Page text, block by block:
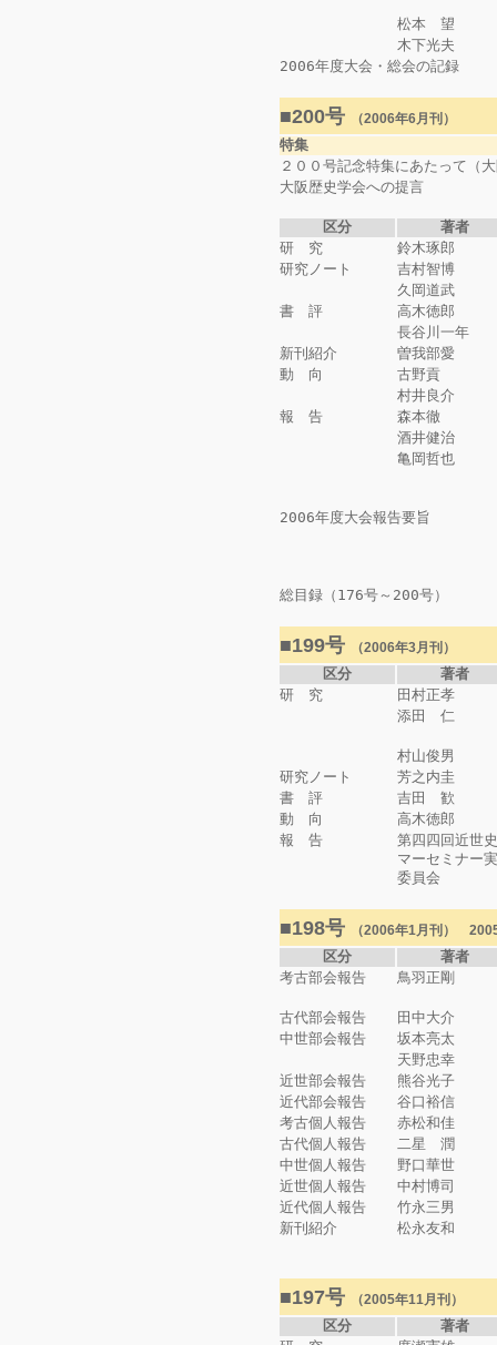
松本 望
木下光夫
2006年度大会・総会の記録
■200号 （2006年6月刊）
特集
２００号記念特集にあたって（
大阪歴史学会への提言
区分
著者
研 究
鈴木琢郎
研究ノート
吉村智博
久岡道武
書 評
高木徳郎
長谷川一年
新刊紹介
曽我部愛
動 向
古野貢
村井良介
報 告
森本徹
酒井健治
亀岡哲也
2006年度大会報告要旨
総目録（176号～200号）
■199号 （2006年3月刊）
区分
著者
研 究
田村正孝
添田 仁
村山俊男
研究ノート
芳之内圭
書 評
吉田 歓
動 向
高木徳郎
報 告
第四四回近世
マーセミナー
委員会
■198号 （2006年1月刊）
区分
著者
考古部会報告
鳥羽正剛
古代部会報告
田中大介
中世部会報告
坂本亮太
天野忠幸
近世部会報告
熊谷光子
近代部会報告
谷口裕信
考古個人報告
赤松和佳
古代個人報告
二星 潤
中世個人報告
野口華世
近世個人報告
中村博司
近代個人報告
竹永三男
新刊紹介
松永友和
■197号 （2005年11月刊）
区分
著者